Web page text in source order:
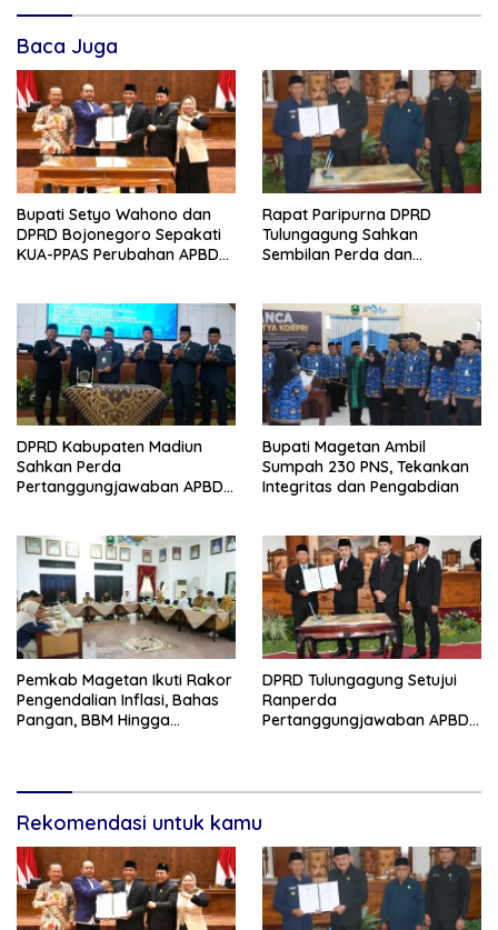
Baca Juga
Bupati Setyo Wahono dan
DPRD Bojonegoro Sepakati
KUA-PPAS Perubahan APBD
Rapat Paripurna DPRD
Tulungagung Sahkan
Sembilan Perda dan
DPRD Kabupaten Madiun
Sahkan Perda
Pertanggungjawaban APBD
Bupati Magetan Ambil
Sumpah 230 PNS, Tekankan
Integritas dan Pengabdian
Pemkab Magetan Ikuti Rakor
Pengendalian Inflasi, Bahas
Pangan, BBM Hingga
DPRD Tulungagung Setujui
Ranperda
Pertanggungjawaban APBD
Rekomendasi untuk kamu